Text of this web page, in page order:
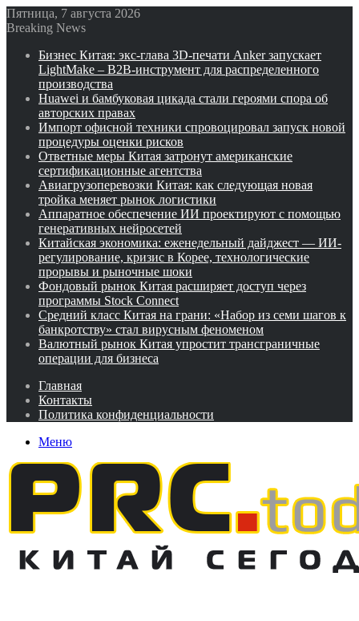
Пятница, 7 августа 2026
Breaking News
Бизнес Китая: экс-глава 3D-печати Anker запускает
LightMake – B2B-инструмент для распределенного
производства
Huawei и бамбуковая цикада стали героями спора об
авторских правах
Импорт офисной техники спровоцировал запуск новой
процедуры оценки рисков
Ответные меры Китая затронут американские
сертификационные агентства
Авиагрузоперевозки Китая: как следующая новая
тройка меняет рынок логистики
Аппаратное обеспечение ИИ проектируют с помощью
генеративных нейросетей
Китайская экономика: еженедельный дайджест — ИИ-
регулирование, кризис в Корее, технологические
прорывы и рыночные шоки
Фондовый рынок Китая расширяет доступ через
программы Stock Connect
Средний класс Китая на грани: «Набор из семи шагов к
банкротству» стал вирусным феноменом
Валютный рынок Китая упростит трансграничные
операции для бизнеса
Главная
Контакты
Политика конфиденциальности
Меню